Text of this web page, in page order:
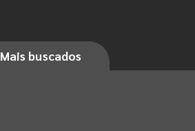
Mais buscados